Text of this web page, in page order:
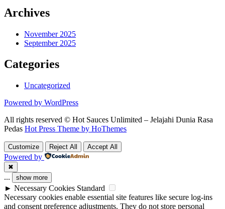
Archives
November 2025
September 2025
Categories
Uncategorized
Powered by WordPress
All rights reserved © Hot Sauces Unlimited – Jelajahi Dunia Rasa
Pedas Hot Press Theme by HoThemes
Customize Reject All Accept All
Powered by
✖
... show more
► Necessary Cookies Standard
Necessary cookies enable essential site features like secure log-ins
and consent preference adjustments. They do not store personal